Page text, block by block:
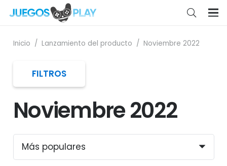
Inicio / Lanzamiento del producto / Noviembre 2022
Noviembre 2022
FILTROS